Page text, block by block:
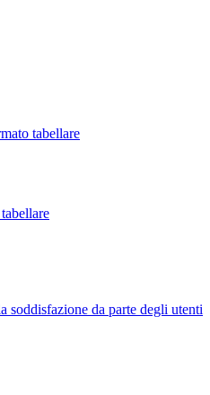
tabellare
soddisfazione da parte degli utenti